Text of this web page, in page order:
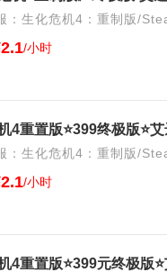
：生化危机4：重制版/
/小时
4重置版⭐399终极版⭐
：生化危机4：重制版/
/小时
4重置版⭐399元终极版